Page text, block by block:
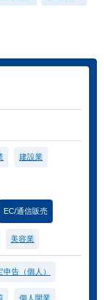
建設業
EC/通信販売
美容業
申告（個人）
個人開業